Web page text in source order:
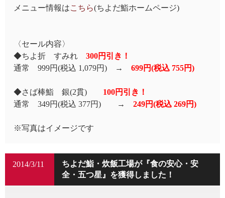
メニュー情報はこちら(ちよだ鮨ホームページ)
〈セール内容〉
◆ちよ折 すみれ 300円引き！
通常 999円(税込 1,079円) → 699円(税込 755円)
◆さば棒鮨 銀(2貫) 100円引き！
通常 349円(税込 377円) → 249円(税込 269円)
※写真はイメージです
ちよだ鮨・炊飯工場が『食の安心・安
全・五つ星』を獲得しました！
2014/3/11